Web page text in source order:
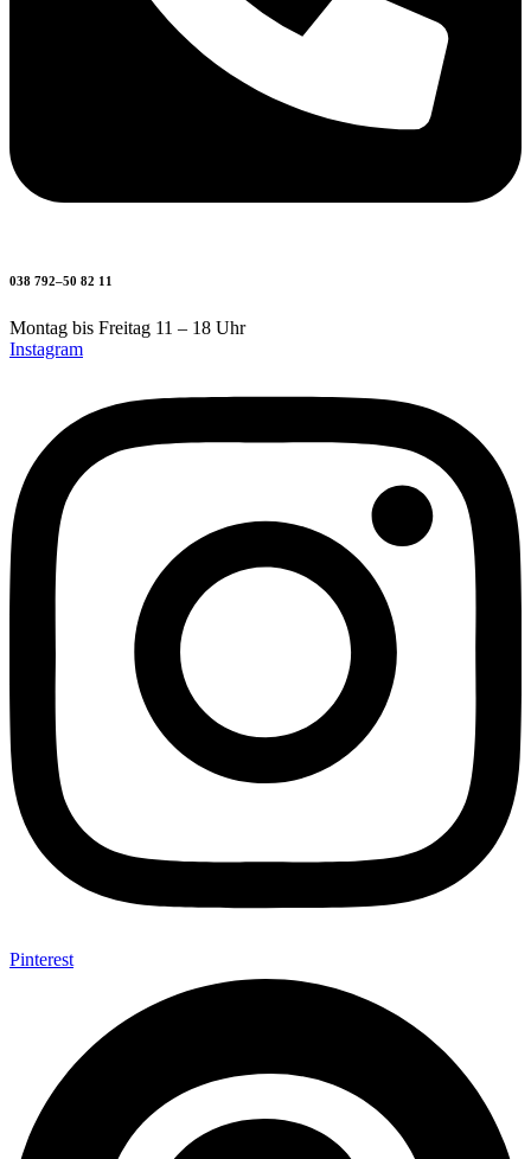
038 792–50 82 11
Montag bis Freitag 11 – 18 Uhr
Instagram
Pinterest